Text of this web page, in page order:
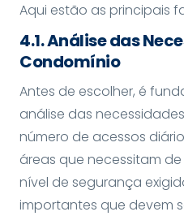
Aqui estão as principais
4.1. Análise das
Condomínio
Antes de escolher, é
análise das
número de acessos
áreas que necessitam
nível de segurança
importantes que devem